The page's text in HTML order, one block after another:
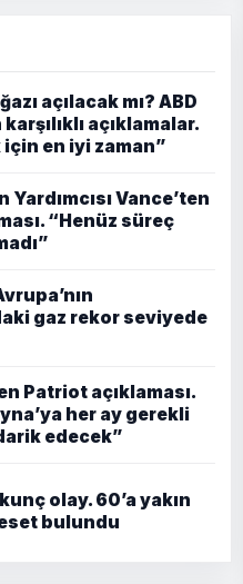
açılacak mı? ABD
açıklamalar.
için en iyi zaman”
Yardımcısı Vance’ten
“Henüz süreç
gaz rekor seviyede
Patriot açıklaması.
her ay gerekli
edecek”
olay. 60’a yakın
bulundu